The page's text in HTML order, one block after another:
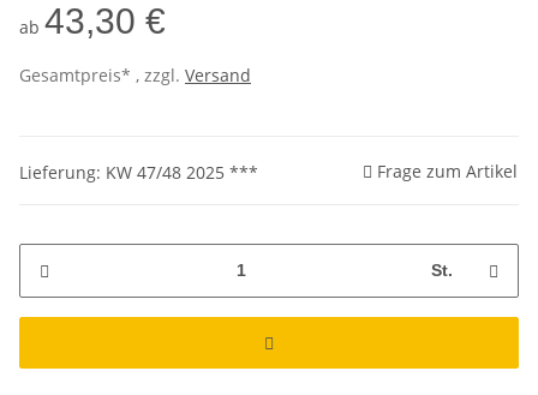
ab 43,30 €
Gesamtpreis* , zzgl. Versand
Lieferung: KW 47/48 2025 *** Frage zum Artikel
St.